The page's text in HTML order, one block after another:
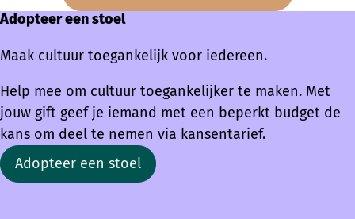
Adopteer een stoel
Maak cultuur toegankelijk voor iedereen.
Help mee om cultuur toegankelijker te maken. Met
jouw gift geef je iemand met een beperkt budget de
kans om deel te nemen via kansentarief.
Adopteer een stoel